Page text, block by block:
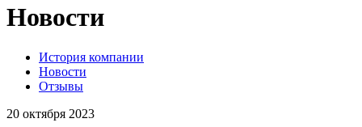
Новости
История компании
Новости
Отзывы
20 октября 2023